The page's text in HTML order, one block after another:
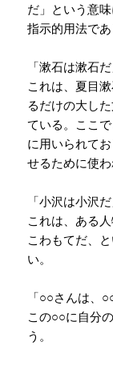
だ」 という意
指示的用法で
「漱石は漱石だ
これは、夏目
るだけの大し
ている。ここ
に用いられて
せるために使わ
「小沢は小沢だ
これは、ある
こわもてだ、
い。
「○○さんは、
この○○に自分
う。